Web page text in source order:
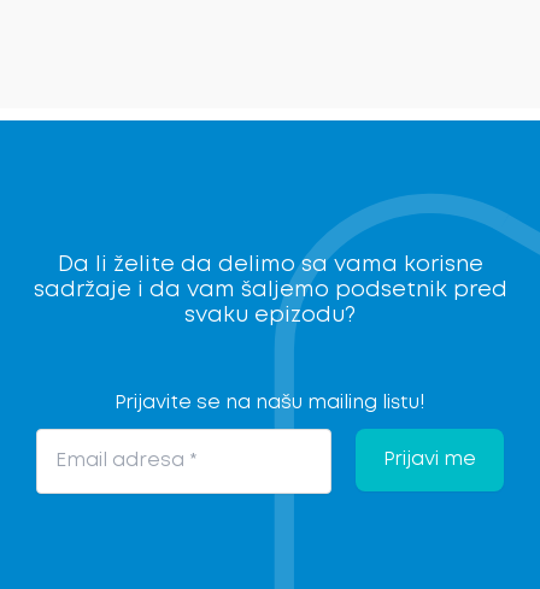
Da li želite da delimo sa vama korisne
sadržaje i da vam šaljemo podsetnik pred
svaku epizodu?
Prijavite se na našu mailing listu!